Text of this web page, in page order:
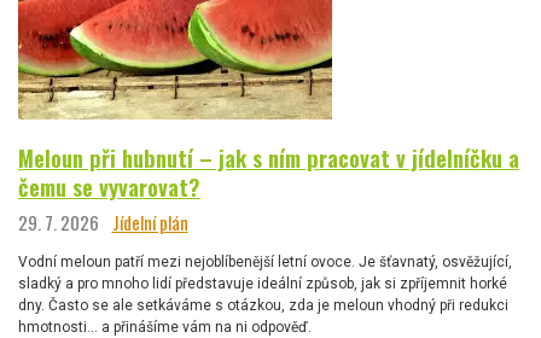
Meloun při hubnutí – jak s ním pracovat v jídelníčku a
čemu se vyvarovat?
29. 7. 2026 Jídelní plán
Vodní meloun patří mezi nejoblíbenější letní ovoce. Je šťavnatý, osvěžující,
sladký a pro mnoho lidí představuje ideální způsob, jak si zpříjemnit horké
dny. Často se ale setkáváme s otázkou, zda je meloun vhodný při redukci
hmotnosti… a přinášíme vám na ni odpověď.